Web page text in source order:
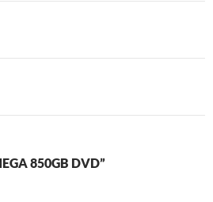
850GB DVD”